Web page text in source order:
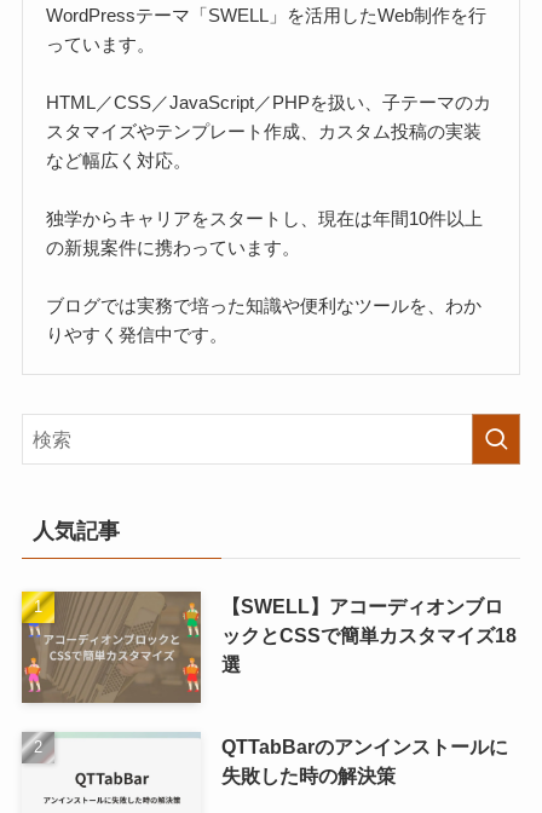
WordPressテーマ「SWELL」を活用したWeb制作を行
っています。
HTML／CSS／JavaScript／PHPを扱い、子テーマのカ
スタマイズやテンプレート作成、カスタム投稿の実装
など幅広く対応。
独学からキャリアをスタートし、現在は年間10件以上
の新規案件に携わっています。
ブログでは実務で培った知識や便利なツールを、わか
りやすく発信中です。
人気記事
【SWELL】アコーディオンブロ
ックとCSSで簡単カスタマイズ18
選
QTTabBarのアンインストールに
失敗した時の解決策